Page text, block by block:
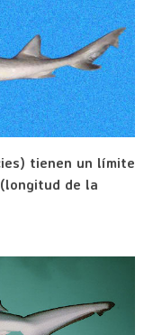
tienen un límite
de la